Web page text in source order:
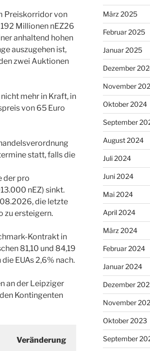
Preiskorridor von
Millionen nEZ26
anhaltend hohen
auszugehen ist,
zwei Auktionen
mehr in Kraft, in
von 65 Euro
statt, falls die
der pro
nEZ) sinkt.
die letzte
zu ersteigern.
Kontrakt in
81,10 und 84,19
EUAs 2,6% nach.
an der Leipziger
Kontingenten
Veränderung
März 2025
Februar 2025
Januar 2025
Dezember
November
Oktober 2024
September
August 2024
Juli 2024
Juni 2024
Mai 2024
April 2024
März 2024
Februar 2024
Januar 2024
Dezember
November
Oktober 2023
September